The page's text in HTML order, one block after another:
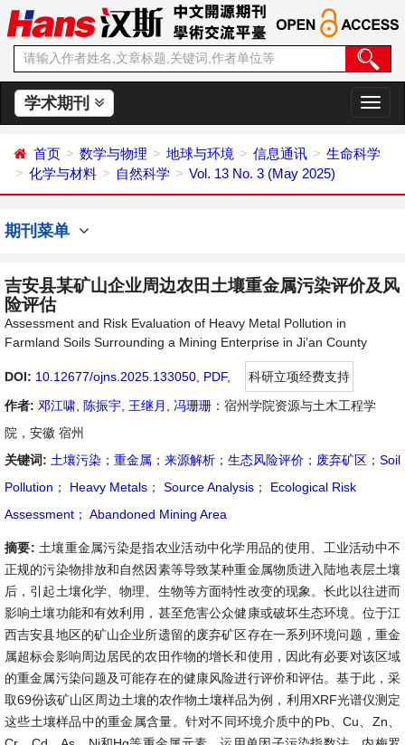
学术期刊
切
换
航
首页 数学与物理 地球与环境 信息通讯
生命科学
化学与材料
自然科学 Vol. 13 No. 3 (May 2025)
期刊菜单
吉安县某矿山企业周边农田土壤重金属污染评价及风
险评估
Assessment and Risk Evaluation of Heavy Metal Pollution in
Farmland Soils Surrounding a Mining Enterprise in Ji’an County
DOI: 10.12677/ojns.2025.133050 PDF,
科研立项经费支持
作者: 邓江啸 陈振宇 王继月 冯珊珊 ：宿州学院资源与土木工程学
院，安徽 宿州
关键词: 土壤污染 ； 重金属 ； 来源解析 ； 生态风险评价 ； 废弃矿区 ； Soil
Pollution ； Heavy Metals ； Source Analysis ；
Ecological Risk
Assessment ； Abandoned Mining Area
摘要: 土壤重金属污染是指农业活动中化学用品的使用、工业活动中不
正规的污染物排放和自然因素等导致某种重金属物质进入陆地表层土壤
后，引起土壤化学、物理、生物等方面特性改变的现象。长此以往进而
影响土壤功能和有效利用，甚至危害公众健康或破坏生态环境。位于江
西吉安县地区的矿山企业所遗留的废弃矿区存在一系列环境问题，重金
属超标会影响周边居民的农田作物的增长和使用，因此有必要对该区域
的重金属污染问题及可能存在的健康风险进行评价和评估。基于此，采
取69份该矿山区周边土壤的农作物土壤样品为例，利用XRF光谱仪测定
这些土壤样品中的重金属含量。针对不同环境介质中的Pb、Cu、Zn、